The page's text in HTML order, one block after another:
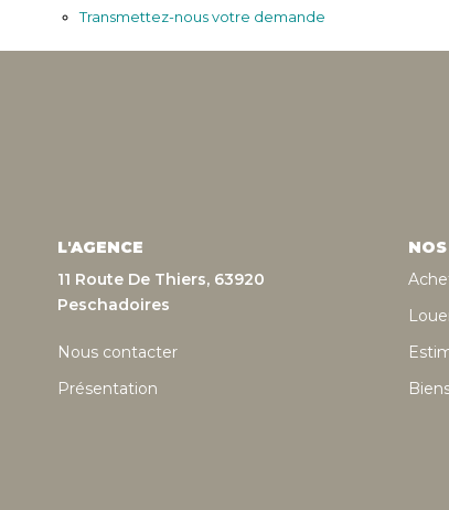
Transmettez-nous votre demande
L'AGENCE
11 Route De Thiers, 63920
Peschadoires
Nous contacter
Présentation